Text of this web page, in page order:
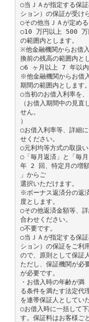
○当ＪＡが指定する保
ション）の保証が受け
○その他当ＪＡが定め
○10 万円以上 500 万
の範囲内とします。
※他金融機関からお借
換前の残高の範囲内と
○6 ヶ月以上 7 年以内
※他金融機関からお借
期間の範囲内とします。
○当初のお借入利率を
（お借入期間中の見直
せん。
）
○お借入利率等、詳細
せください。
○元利均等方式の取扱い
○「毎月返済」と「毎
年 2 回、特定月の増額
」からご
選択いただけます。
※ボーナス返済分の返
度とします。
○その他返済金額等、
合わせください。
○不要です。
○当ＪＡが指定する保
ション）の保証をご利
ので、原則として保証
ただし、保証機関が必
が必要です。
・お借入時の年齢が
る条件を満たす法定代
を連帯保証人としてい
○お借入時に一括して
す。保証料はお客様